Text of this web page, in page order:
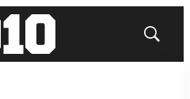
Mostrar